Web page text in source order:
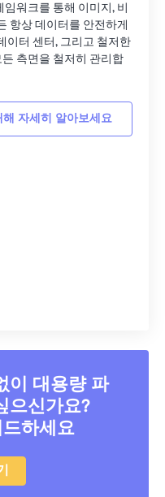
워크를 통해 이미지, 비
항상 데이터를 안전하게
이터 센터, 그리고 철저한
측면을 철저히 관리합
자세히 알아보세요
이 대용량 파
으신가요?
하세요